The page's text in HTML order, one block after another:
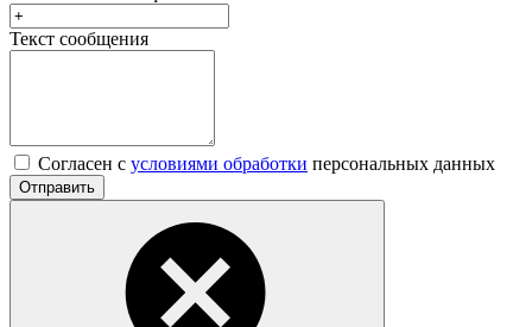
Текст сообщения
Согласен с условиями обработки персональных данных
Отправить